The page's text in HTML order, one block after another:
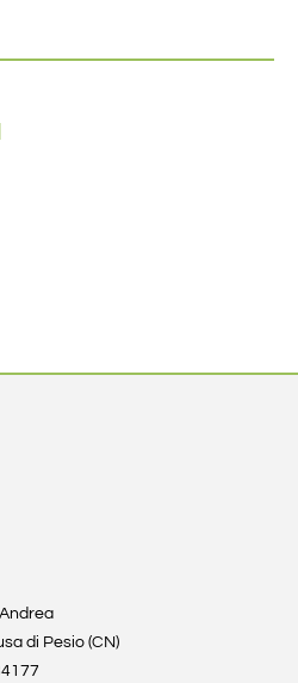
di Pesio (CN)